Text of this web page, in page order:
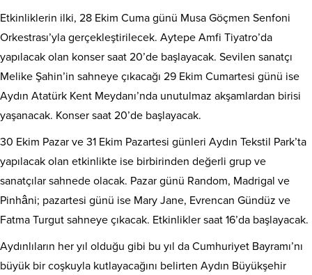
Etkinliklerin ilki, 28 Ekim Cuma günü Musa Göçmen Senfoni
Orkestrası’yla gerçekleştirilecek. Aytepe Amfi Tiyatro’da
yapılacak olan konser saat 20’de başlayacak. Sevilen sanatçı
Melike Şahin’in sahneye çıkacağı 29 Ekim Cumartesi günü ise
Aydın Atatürk Kent Meydanı’nda unutulmaz akşamlardan birisi
yaşanacak. Konser saat 20’de başlayacak.
30 Ekim Pazar ve 31 Ekim Pazartesi günleri Aydın Tekstil Park’ta
yapılacak olan etkinlikte ise birbirinden değerli grup ve
sanatçılar sahnede olacak. Pazar günü Random, Madrigal ve
Pinhâni; pazartesi günü ise Mary Jane, Evrencan Gündüz ve
Fatma Turgut sahneye çıkacak. Etkinlikler saat 16’da başlayacak.
Aydınlıların her yıl olduğu gibi bu yıl da Cumhuriyet Bayramı’nı
büyük bir coşkuyla kutlayacağını belirten Aydın Büyükşehir